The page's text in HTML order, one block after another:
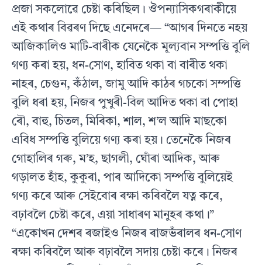
প্ৰজা সকলোৱে চেষ্টা কৰিছিল। ঔপন্যাসিকগৰাকীয়ে
এই কথাৰ বিৱৰণ দিছে এনেদৰে— “আগৰ দিনতে নহয়
আজিকালিও মাটি-বাৰীক যেনেকৈ মূল্যবান সম্পত্তি বুলি
গণ্য কৰা হয়, ধন-সোণ, হাবিত থকা বা বাৰীত থকা
নাহৰ, চেগুন, কঁঠাল, জামু আদি কাঠৰ গচকো সম্পত্তি
বুলি ধৰা হয়, নিজৰ পুখুৰী-বিল আদিত থকা বা পোহা
ৰৌ, বাহু, চিতল, মিৰিকা, শাল, শ’ল আদি মাছকো
এবিধ সম্পত্তি বুলিয়ে গণ্য কৰা হয়। তেনেকৈ নিজৰ
গোহালিৰ গৰু, ম’হ, ছাগলী, ঘোঁৰা আদিক, আৰু
গড়ালত হাঁহ, কুকুৰা, পাৰ আদিকো সম্পত্তি বুলিয়েই
গণ্য কৰে আৰু সেইবোৰ ৰক্ষা কৰিবলৈ যত্ন কৰে,
বঢ়াবলৈ চেষ্টা কৰে, এয়া সাধাৰণ মানুহৰ কথা।”
“একোখন দেশৰ ৰজাইও নিজৰ ৰাজভঁৰালৰ ধন-সোণ
ৰক্ষা কৰিবলৈ আৰু বঢ়াবলৈ সদায় চেষ্টা কৰে। নিজৰ